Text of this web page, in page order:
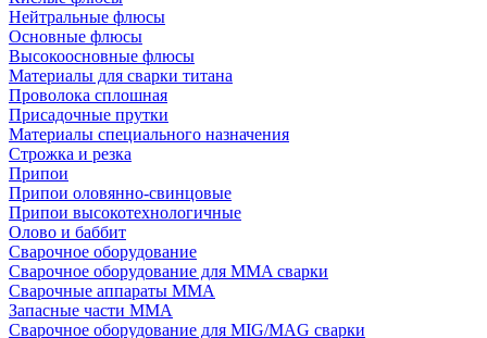
Нейтральные флюсы
Основные флюсы
Высокоосновные флюсы
Материалы для сварки титана
Проволока сплошная
Присадочные прутки
Материалы специального назначения
Строжка и резка
Припои
Припои оловянно-свинцовые
Припои высокотехнологичные
Олово и баббит
Сварочное оборудование
Сварочное оборудование для MMA сварки
Сварочные аппараты MMA
Запасные части MMA
Сварочное оборудование для MIG/MAG сварки